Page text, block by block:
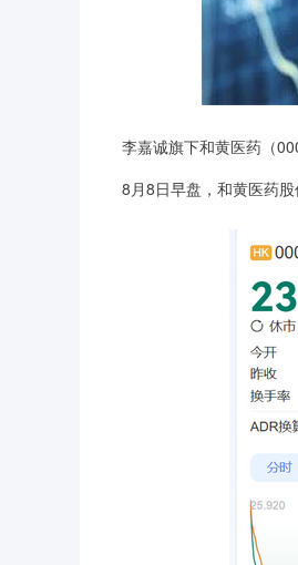
李嘉诚旗下和黄医药（
8月8日早盘，和黄医药股